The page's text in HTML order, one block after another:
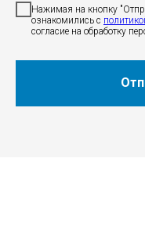
Нажимая на кнопку
ознакомились c
согласие на обработку